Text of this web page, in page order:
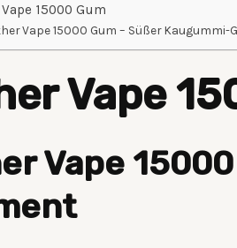
15000 Gum
Vape 15000 Gum – Süßer
Vape
Vape